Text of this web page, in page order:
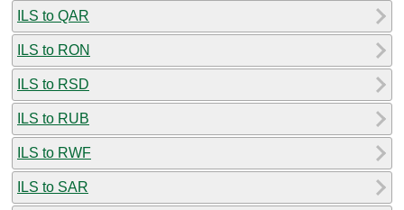
ILS to QAR
ILS to RON
ILS to RSD
ILS to RUB
ILS to RWF
ILS to SAR